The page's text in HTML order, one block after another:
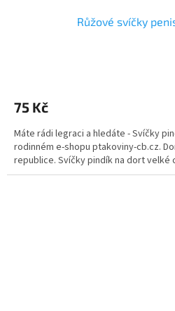
Růžové svíčky
75 Kč
Máte rádi legraci a hledáte - Svíčky
rodinném e-shopu ptakoviny-cb.cz.
republice. Svíčky pindík na dort velké